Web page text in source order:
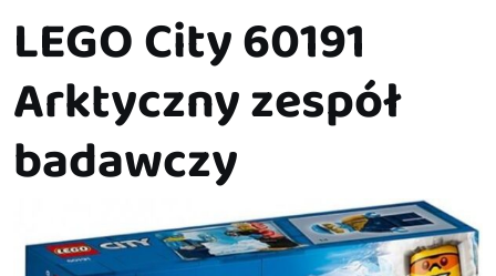
LEGO City 60191
Arktyczny zespół
badawczy